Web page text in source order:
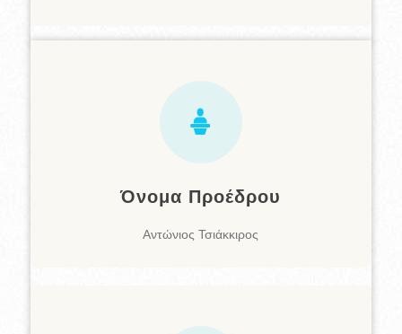
Όνομα Προέδρου
Αντώνιος Τσιάκκιρος